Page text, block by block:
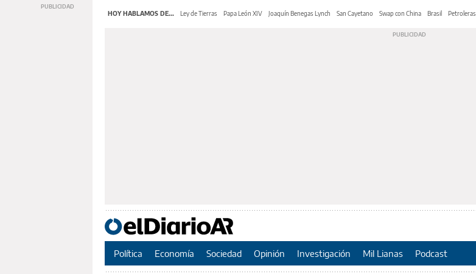
HOY HABLAMOS DE... Ley de Tierras Papa León XIV Joaquín Benegas Lynch San Cayetano Swap con China Brasil Petroleras
Política Economía Sociedad Opinión Investigación Mil Lianas Podcast